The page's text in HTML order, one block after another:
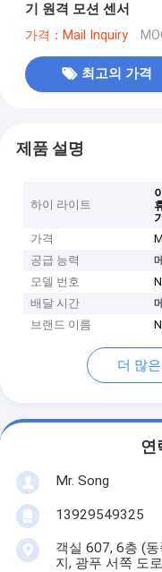
기 원격 모션 센서
가격：Mail Inquiry
최고의 가격
제품 설명
하이 라이트
가격
공급 능력
모델 번호
배달 시간
브랜드 이름
더 많
연
Mr. Song
13929549325
객실 607, 6층 (
지, 광푸 서쪽 도